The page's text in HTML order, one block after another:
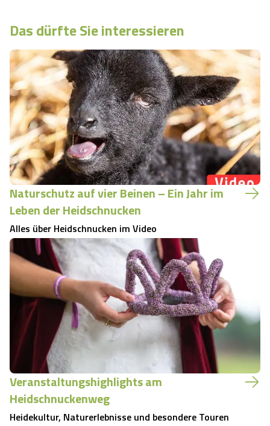
Das dürfte Sie interessieren
Naturschutz auf vier Beinen – Ein Jahr im
Leben der Heidschnucken
Alles über Heidschnucken im Video
Veranstaltungshighlights am
Heidschnuckenweg
Heidekultur, Naturerlebnisse und besondere Touren